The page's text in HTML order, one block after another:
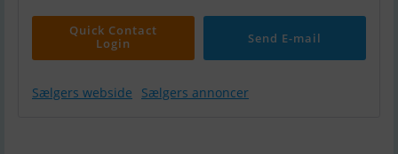
Quick Contact
Login
Send E-mail
Sælgers webside Sælgers annoncer